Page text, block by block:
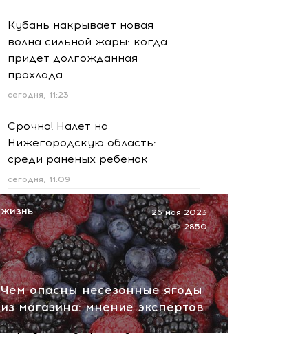
Кубань накрывает новая
волна сильной жары: когда
придет долгожданная
прохлада
сегодня, 11:23
Срочно! Налет на
Нижегородскую область:
среди раненых ребенок
сегодня, 11:09
Курорты Кубани готовятся
к угрозам: рядом с пляжами
появились места для
спасения
сегодня, 10:45
Иран получает ключ к
Ормузскому проливу: новый
Чем опасны несезонные ягоды
из магазина: мнение экспертов
26 мая 2023
2850
ЖИЗНЬ